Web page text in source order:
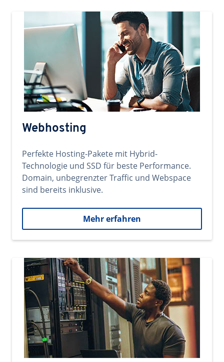
Webhosting
Perfekte Hosting-Pakete mit Hybrid-
Technologie und SSD für beste Performance.
Domain, unbegrenzter Traffic und Webspace
sind bereits inklusive.
Mehr erfahren